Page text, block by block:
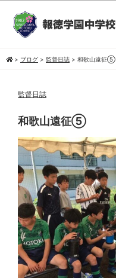
> ブログ > 監督日誌 > 和歌山遠征⑤
監督日誌
和歌山遠征⑤